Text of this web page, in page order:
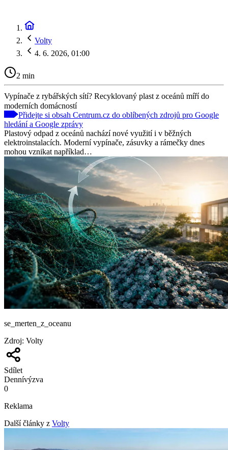
Volty
4. 6. 2026, 01:00
2 min
Vypínače z rybářských sítí? Recyklovaný plast z oceánů míří do
moderních domácností
Přidejte si obsah Centrum.cz do oblíbených zdrojů pro Google
hledání a Google zprávy
Plastový odpad z oceánů nachází nové využití i v běžných
elektroinstalacích. Moderní vypínače, zásuvky a rámečky dnes
mohou vznikat například…
se_merten_z_oceanu
Zdroj: Volty
Sdílet
Dennívýzva
0
Reklama
Další články z Volty